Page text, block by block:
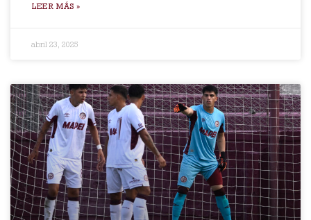
LEER MÁS »
abril 23, 2025